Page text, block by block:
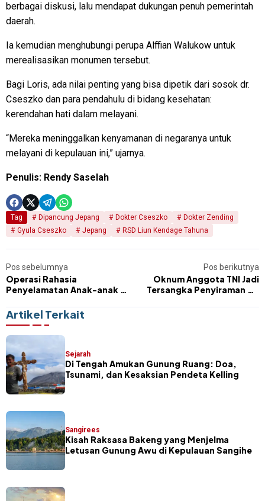
berbagai diskusi, lalu mendapat dukungan penuh pemerintah
daerah.
Ia kemudian menghubungi perupa Alffian Walukow untuk
merealisasikan monumen tersebut.
Bagi Loris, ada nilai penting yang bisa dipetik dari sosok dr.
Cseszko dan para pendahulu di bidang kesehatan:
kerendahan hati dalam melayani.
“Mereka meninggalkan kenyamanan di negaranya untuk
melayani di kepulauan ini,” ujarnya.
Penulis: Rendy Saselah
Tag Dipancung Jepang Dokter Cseszko
Dokter Zending
Gyula Cseszko
Jepang RSD Liun Kendage Tahuna
Pos sebelumnya
Operasi Rahasia
Penyelamatan Anak-anak dr.
Jepang di Sangihe
Pos berikutnya
Oknum Anggota TNI Jadi
Tersangka Penyiraman Air
Artikel Terkait
Sejarah
Di Tengah Amukan Gunung Ruang: Doa,
Tsunami, dan Kesaksian Pendeta Kelling
Sangirees
Kisah Raksasa Bakeng yang Menjelma
Letusan Gunung Awu di Kepulauan Sangihe